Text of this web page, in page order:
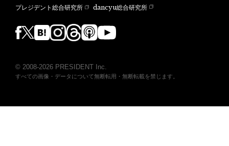
プレジデント総合研究所 dancyu総合研究所
© 2008-2026 PRESIDENT Inc.
すべての画像・データについて無断転用・無断転載を禁じます。